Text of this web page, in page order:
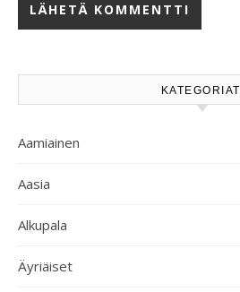
KATEGORIAT
Aamiainen
Aasia
Alkupala
Äyriäiset